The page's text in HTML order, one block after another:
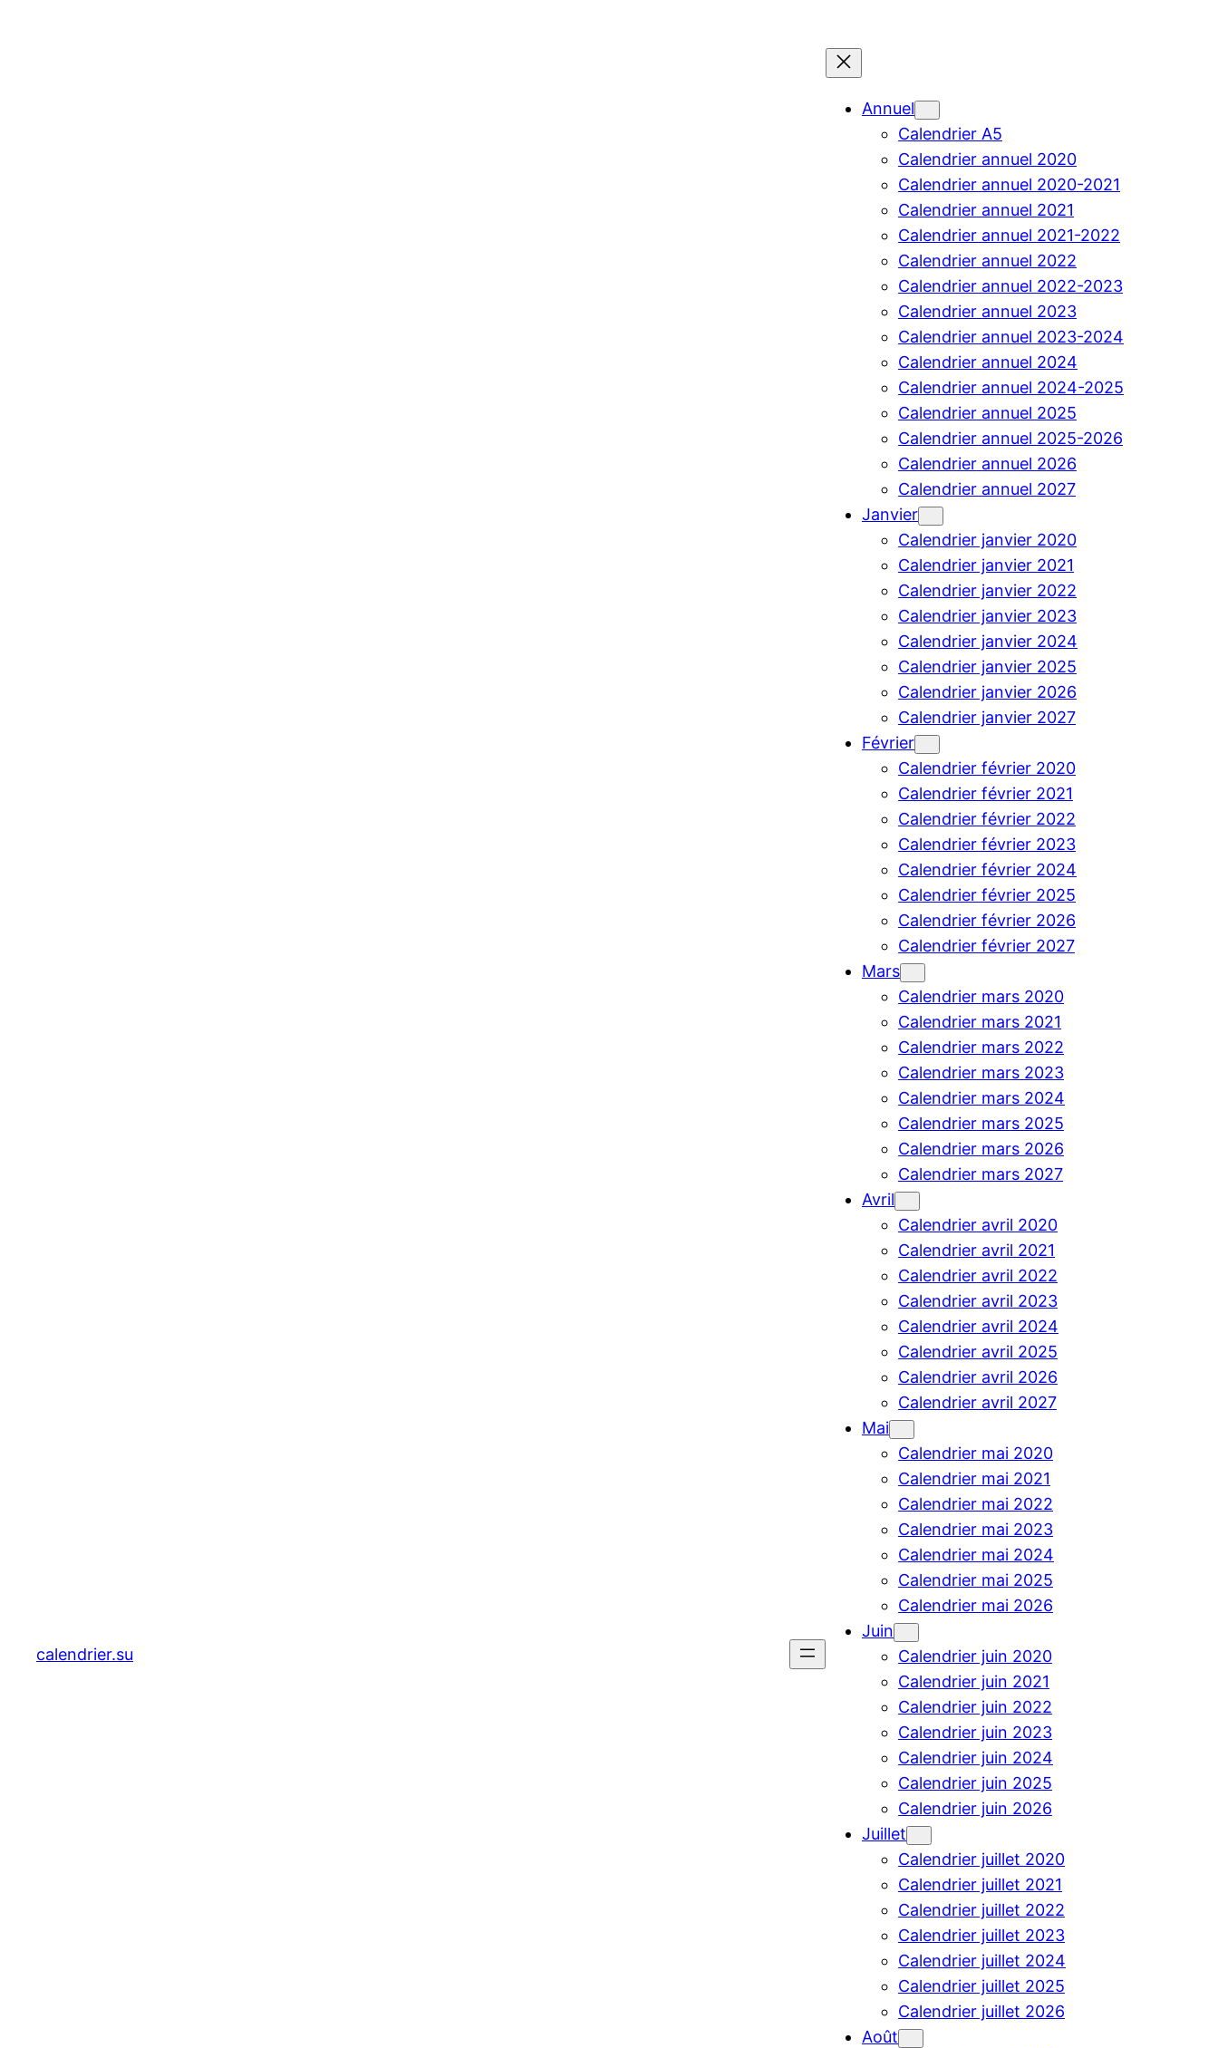
calendrier.su
Annuel
Calendrier A5
Calendrier annuel 2020
Calendrier annuel 2020-2021
Calendrier annuel 2021
Calendrier annuel 2021-2022
Calendrier annuel 2022
Calendrier annuel 2022-2023
Calendrier annuel 2023
Calendrier annuel 2023-2024
Calendrier annuel 2024
Calendrier annuel 2024-2025
Calendrier annuel 2025
Calendrier annuel 2025-2026
Calendrier annuel 2026
Calendrier annuel 2027
Janvier
Calendrier janvier 2020
Calendrier janvier 2021
Calendrier janvier 2022
Calendrier janvier 2023
Calendrier janvier 2024
Calendrier janvier 2025
Calendrier janvier 2026
Calendrier janvier 2027
Février
Calendrier février 2020
Calendrier février 2021
Calendrier février 2022
Calendrier février 2023
Calendrier février 2024
Calendrier février 2025
Calendrier février 2026
Calendrier février 2027
Mars
Calendrier mars 2020
Calendrier mars 2021
Calendrier mars 2022
Calendrier mars 2023
Calendrier mars 2024
Calendrier mars 2025
Calendrier mars 2026
Calendrier mars 2027
Avril
Calendrier avril 2020
Calendrier avril 2021
Calendrier avril 2022
Calendrier avril 2023
Calendrier avril 2024
Calendrier avril 2025
Calendrier avril 2026
Calendrier avril 2027
Mai
Calendrier mai 2020
Calendrier mai 2021
Calendrier mai 2022
Calendrier mai 2023
Calendrier mai 2024
Calendrier mai 2025
Calendrier mai 2026
Juin
Calendrier juin 2020
Calendrier juin 2021
Calendrier juin 2022
Calendrier juin 2023
Calendrier juin 2024
Calendrier juin 2025
Calendrier juin 2026
Juillet
Calendrier juillet 2020
Calendrier juillet 2021
Calendrier juillet 2022
Calendrier juillet 2023
Calendrier juillet 2024
Calendrier juillet 2025
Calendrier juillet 2026
Août